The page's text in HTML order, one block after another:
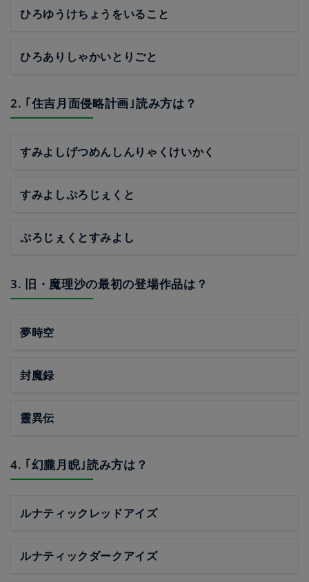
ひろゆうけちょうをいること
ひろありしゃかいとりごと
2. ｢住吉月面侵略計画｣読み方は？
すみよしげつめんしんりゃくけいかく
すみよしぷろじぇくと
ぷろじぇくとすみよし
3. 旧・魔理沙の最初の登場作品は？
夢時空
封魔録
靈異伝
4. ｢幻朧月睨｣読み方は？
ルナティックレッドアイズ
ルナティックダークアイズ